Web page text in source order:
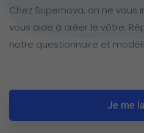
Chez Supernova, on ne vous
vous aide à créer le vôtre.
notre questionnaire et
Je me